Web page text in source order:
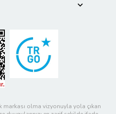
markası olma vizyonuyla yola çıkan